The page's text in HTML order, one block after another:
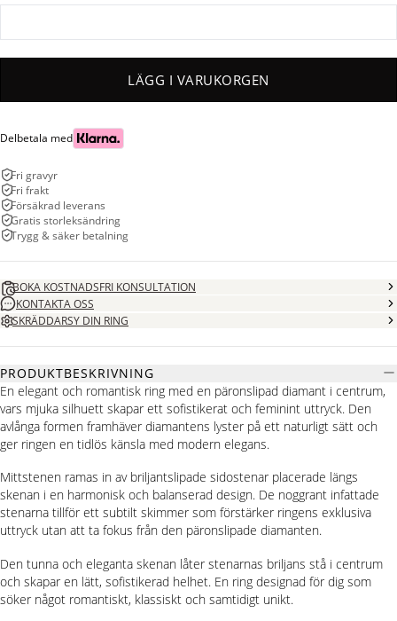
LÄGG I VARUKORGEN
Delbetala med
Fri gravyr
Fri frakt
Försäkrad leverans
Gratis storleksändring
Trygg & säker betalning
BOKA KOSTNADSFRI KONSULTATION
KONTAKTA OSS
SKRÄDDARSY DIN RING
PRODUKTBESKRIVNING
En elegant och romantisk ring med en päronslipad diamant i centrum,
vars mjuka silhuett skapar ett sofistikerat och feminint uttryck. Den
avlånga formen framhäver diamantens lyster på ett naturligt sätt och
ger ringen en tidlös känsla med modern elegans.
Mittstenen ramas in av briljantslipade sidostenar placerade längs
skenan i en harmonisk och balanserad design. De noggrant infattade
stenarna tillför ett subtilt skimmer som förstärker ringens exklusiva
uttryck utan att ta fokus från den päronslipade diamanten.
Den tunna och eleganta skenan låter stenarnas briljans stå i centrum
och skapar en lätt, sofistikerad helhet. En ring designad för dig som
söker något romantiskt, klassiskt och samtidigt unikt.